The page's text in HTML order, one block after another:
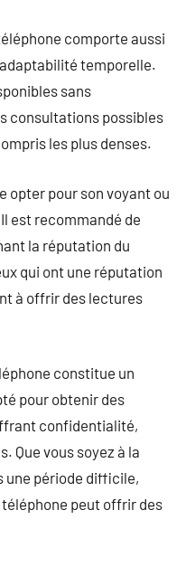
comporte aussi
temporelle.
sans
consultations possibles
les plus denses.
opter pour son voyant ou
est recommandé de
la réputation du
qui ont une réputation
à offrir des lectures
constitue un
pour obtenir des
confidentialité,
Que vous soyez à la
une période difficile,
téléphone peut offrir des